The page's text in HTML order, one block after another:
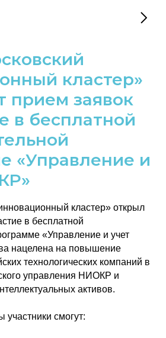
кластер»
прием заявок
в бесплатной
«Управление и
кластер» открыл
в бесплатной
«Управление и учет
нацелена на повышение
технологических компаний в
управления НИОКР и
активов.
смогут: